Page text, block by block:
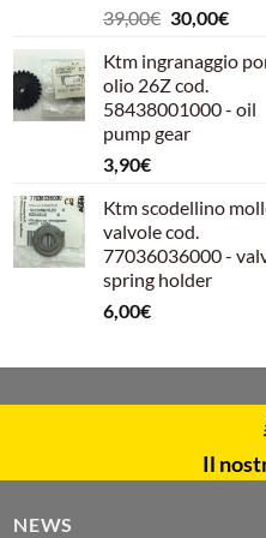
39,00€ Il
originale
era:
39,00€.
30,00€Il
Ktm ingranaggio
olio 26Z cod.
58438001000 - oil
pump gear
3,90€
Ktm scodellino
valvole cod.
77036036000 -
spring holder
6,00€
Il
NEWS